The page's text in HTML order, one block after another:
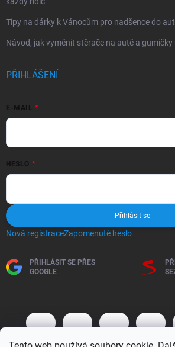
Tipy na dárky k Vánocům pro nadšence do aut
Návod, jak vyměnit stěrače na autě a gumičky
PŘIHLÁŠENÍ
E-MAIL
HESLO
Přihlásit se
Nová registraceZapomenuté heslo
PŘIHLÁSIT SE PŘES
GOOGLE